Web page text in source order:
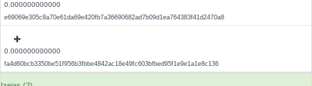
0.000000000000
e69069e305c8a70e61da69e420fb7a36690682ad7b09d1ea764383f41d2470a8
0.000000000000
fa4d60bcb3350be51f956b3fbbe4842ac18e49fc603bfbed95f1e9e1a1e8c136